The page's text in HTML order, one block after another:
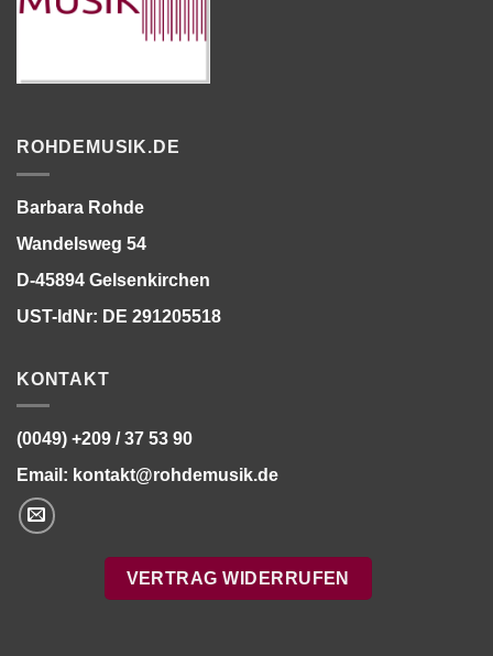
ROHDEMUSIK.DE
Barbara Rohde
Wandelsweg 54
D-45894 Gelsenkirchen
UST-IdNr: DE 291205518
KONTAKT
(0049) +209 / 37 53 90
Email: kontakt@rohdemusik.de
VERTRAG WIDERRUFEN